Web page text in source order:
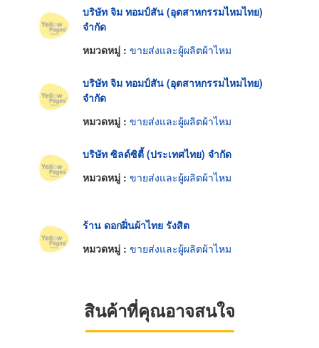
บริษัท จิม ทอมป์สัน (อุตสาหกรรมไหมไทย)
จำกัด
หมวดหมู่ : ขายส่งและผู้ผลิตผ้าไหม
บริษัท จิม ทอมป์สัน (อุตสาหกรรมไหมไทย)
จำกัด
หมวดหมู่ : ขายส่งและผู้ผลิตผ้าไหม
บริษัท ซิลด์ซิตี้ (ประเทศไทย) จำกัด
หมวดหมู่ : ขายส่งและผู้ผลิตผ้าไหม
ร้าน ดอกฝิ่นผ้าไทย รังสิต
หมวดหมู่ : ขายส่งและผู้ผลิตผ้าไหม
สินค้าที่คุณอาจสนใจ